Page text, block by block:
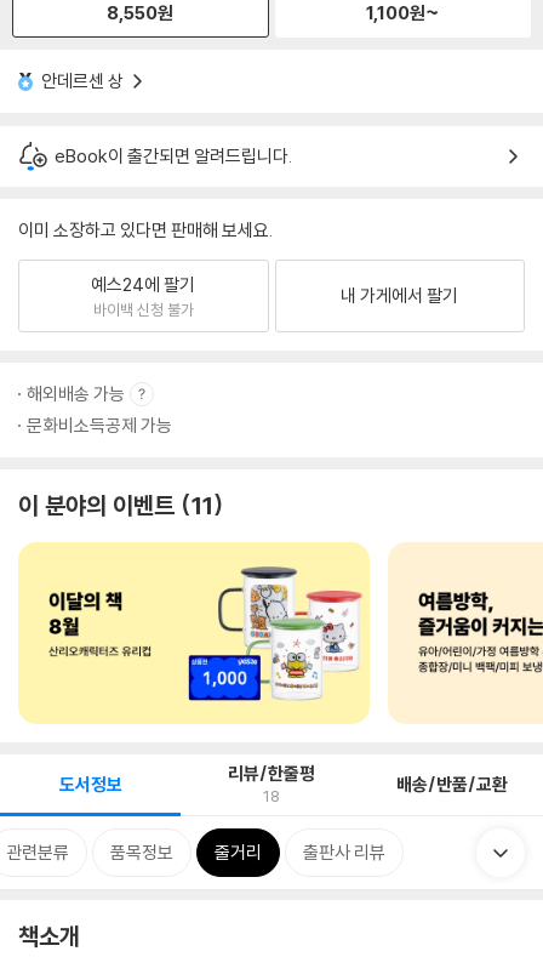
8,550원 1,100원~
안데르센 상
eBook이 출간되면 알려드립니다.
이미 소장하고 있다면 판매해 보세요.
예스24에 팔기
바이백 신청 불가
내 가게에서 팔기
해외배송 가능
문화비소득공제 가능
이 분야의 이벤트 11
도서정보 리뷰/한줄평
18 배송/반품/교환
관련분류 품목정보 줄거리 출판사 리뷰
책소개